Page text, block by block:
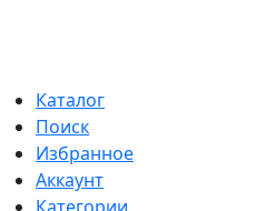
Каталог
Поиск
Избранное
Аккаунт